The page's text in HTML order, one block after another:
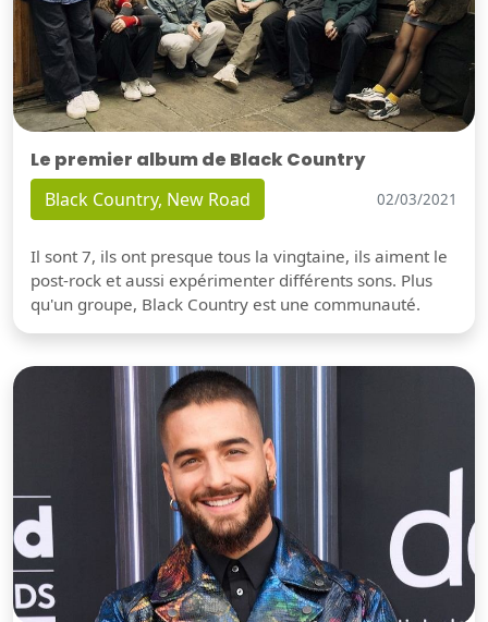
Le premier album de Black Country
Black Country, New Road 02/03/2021
Il sont 7, ils ont presque tous la vingtaine, ils aiment le
post-rock et aussi expérimenter différents sons. Plus
qu'un groupe, Black Country est une communauté.